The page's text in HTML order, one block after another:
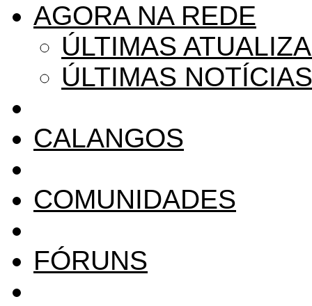
AGORA NA REDE
ÚLTIMAS
ÚLTIMAS NOTÍCIAS
CALANGOS
COMUNIDADES
FÓRUNS